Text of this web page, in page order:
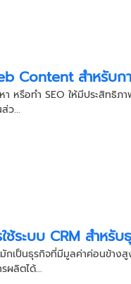
Content สำหรับก
า หรือทำ SEO ให้มีประสิทธิ
ว...
ช้ระบบ CRM สำหรั
เป็นธุรกิจที่มีมูลค่าค่อนข้างสู
ผลิตได้...